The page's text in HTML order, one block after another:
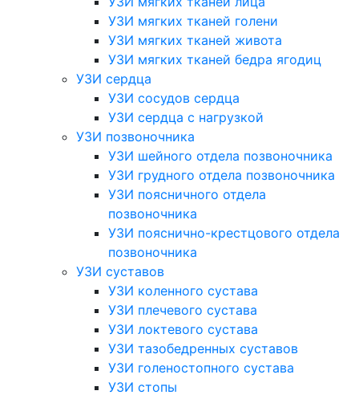
УЗИ мягких тканей голени
УЗИ мягких тканей живота
УЗИ мягких тканей бедра ягодиц
УЗИ сердца
УЗИ сосудов сердца
УЗИ сердца с нагрузкой
УЗИ позвоночника
УЗИ шейного отдела позвоночника
УЗИ грудного отдела позвоночника
УЗИ поясничного отдела
позвоночника
УЗИ пояснично-крестцового отдела
позвоночника
УЗИ суставов
УЗИ коленного сустава
УЗИ плечевого сустава
УЗИ локтевого сустава
УЗИ тазобедренных суставов
УЗИ голеностопного сустава
УЗИ стопы